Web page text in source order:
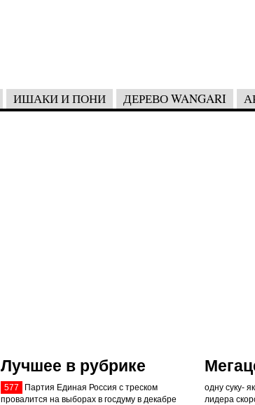
ИШАКИ И ПОНИ ДЕРЕВО WANGARI
Лучшее в рубрике
577
Партия Единая Россия с треском
провалится на выборах в госдуму в декабре
одну суку-
лидера